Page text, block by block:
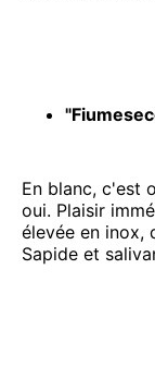
En blanc, c'est
oui. Plaisir
élevée en inox,
Sapide et